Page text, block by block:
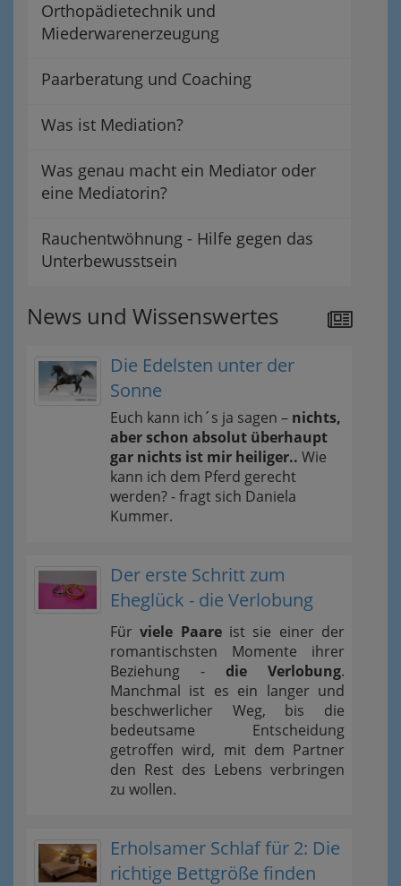
Orthopädietechnik und
Miederwarenerzeugung
Paarberatung und Coaching
Was ist Mediation?
Was genau macht ein Mediator oder
eine Mediatorin?
Rauchentwöhnung - Hilfe gegen das
Unterbewusstsein
News und Wissenswertes
Die Edelsten unter der
Sonne
Euch kann ich´s ja sagen – nichts,
aber schon absolut überhaupt
gar nichts ist mir heiliger.. Wie
kann ich dem Pferd gerecht
werden? - fragt sich Daniela
Kummer.
Der erste Schritt zum
Eheglück - die Verlobung
Fürviele Paareist sie einer der
romantischsten Momente ihrer
Beziehung - die Verlobung.
Manchmal ist es ein langer und
beschwerlicher Weg, bis die
bedeutsame Entscheidung
getroffen wird, mit dem Partner
den Rest des Lebens verbringen
zu wollen.
Erholsamer Schlaf für 2: Die
richtige Bettgröße finden